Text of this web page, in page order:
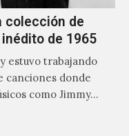
colección de
de 1965
estuvo trabajando
canciones donde
como Jimmy…